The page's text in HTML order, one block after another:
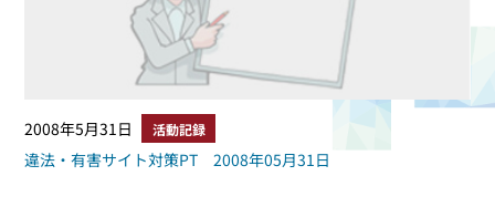
2008年5月31日 活動記録
違法・有害サイト対策PT 2008年05月31日